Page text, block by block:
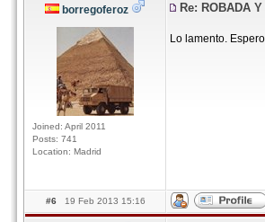
borregoferoz
Joined: April 2011
Posts: 741
Location: Madrid
Re: ROBADA
Lo lamento.
#6 19 Feb 2013 15:16